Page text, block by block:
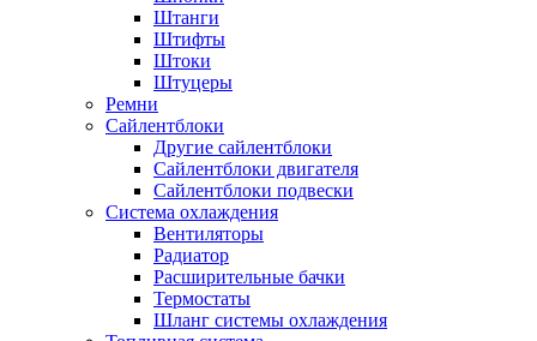
Штанги
Штифты
Штоки
Штуцеры
Ремни
Сайлентблоки
Другие сайлентблоки
Сайлентблоки двигателя
Сайлентблоки подвески
Система охлаждения
Вентиляторы
Радиатор
Расширительные бачки
Термостаты
Шланг системы охлаждения